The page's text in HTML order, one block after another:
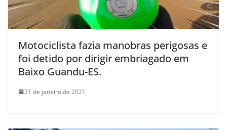
Motociclista fazia manobras perigosas e
foi detido por dirigir embriagado em
Baixo Guandu-ES.
21 de janeiro de 2021